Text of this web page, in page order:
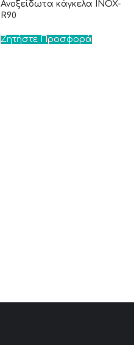
Ανοξείδωτα κάγκελα INOX-
R90
Ζητήστε Προσφορά